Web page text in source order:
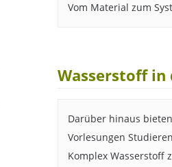
Vom Material zum
Wasserstoff in
Darüber hinaus
Vorlesungen
Komplex Wasserstoff